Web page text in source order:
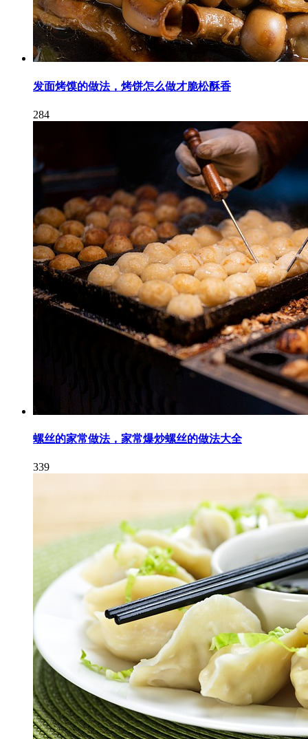
发面烤馍的做法，烤饼怎么做才脆松酥香
284
螺丝的家常做法，家常爆炒螺丝的做法大全
339